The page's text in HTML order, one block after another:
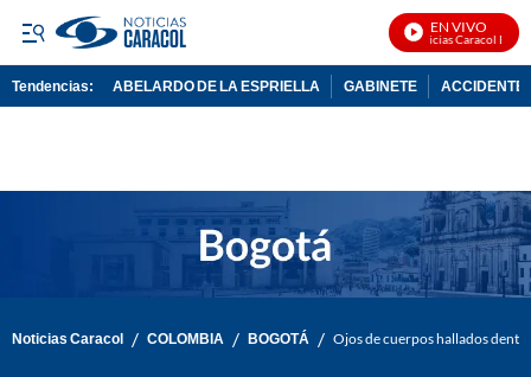
EN VIVO
Noticias Caracol En Vivo
Tendencias: ABELARDO DE LA ESPRIELLA GABINETE ACCIDENTE
Noticias Caracol / COLOMBIA / BOGOTÁ / Ojos de cuerpos hallados